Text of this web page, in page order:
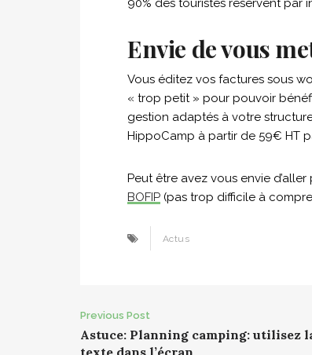
90% des touristes réservent par
Envie de vous
Vous éditez vos factures sous
« trop petit » pour pouvoir
gestion adaptés à votre
HippoCamp à partir de 59€ HT
Peut être avez vous envie
BOFIP (pas trop difficile à
Actus
Post
Previous Post
Astuce: Planning camping: utilisez
texte dans l’écran